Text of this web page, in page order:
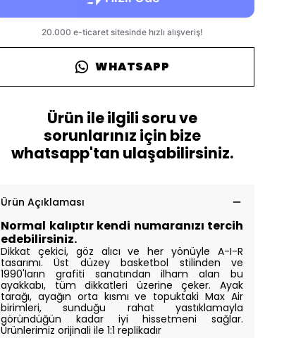
WHATSAPP
Ürün ile ilgili soru ve
sorunlarınız için bize
whatsapp'tan ulaşabilirsiniz.
Ürün Açıklaması
Normal kalıptır kendi numaranızı tercih
edebilirsiniz.
Dikkat çekici, göz alıcı ve her yönüyle A-I-R
tasarımı. Üst düzey basketbol stilinden ve
1990'ların grafiti sanatından ilham alan bu
ayakkabı, tüm dikkatleri üzerine çeker. Ayak
tarağı, ayağın orta kısmı ve topuktaki Max Air
birimleri, sunduğu rahat yastıklamayla
göründüğün kadar iyi hissetmeni sağlar.
Ürünlerimiz orijinali ile 1:1 replikadır